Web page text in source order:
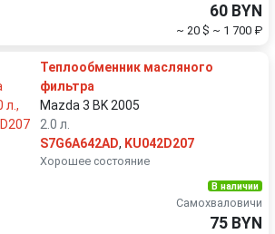
60 BYN
~ 20 $ ~ 1 700 ₽
Теплообменник масляного
фильтра
Mazda 3 BK 2005
2.0 л.
S7G6A642AD, KU042D207
Хорошее состояние
В наличии
Самохваловичи
75 BYN